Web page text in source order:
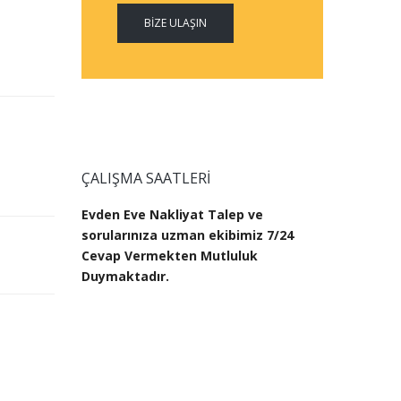
BIZE ULAŞIN
ÇALIŞMA SAATLERI
Evden Eve Nakliyat Talep ve
sorularınıza uzman ekibimiz 7/24
Cevap Vermekten Mutluluk
Duymaktadır.